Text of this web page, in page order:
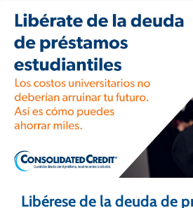
Libérese de la deuda de